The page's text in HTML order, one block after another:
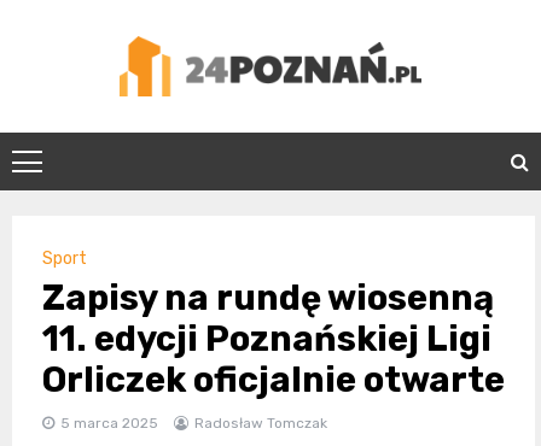
24Poznań.pl
Sport
Zapisy na rundę wiosenną
11. edycji Poznańskiej Ligi
Orliczek oficjalnie otwarte
5 marca 2025 Radosław Tomczak